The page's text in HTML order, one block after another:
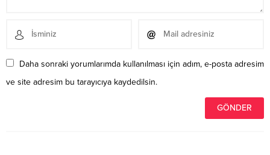
Daha sonraki yorumlarımda kullanılması için adım, e-posta adresim
ve site adresim bu tarayıcıya kaydedilsin.